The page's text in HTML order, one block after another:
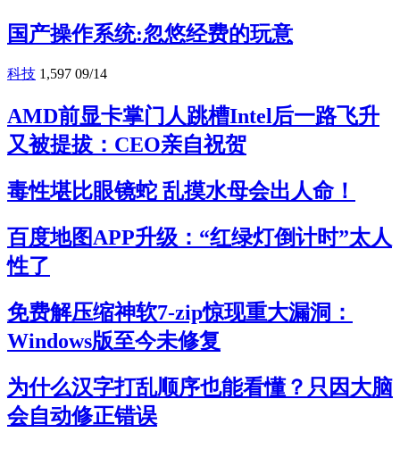
国产操作系统:忽悠经费的玩意
科技 1,597 09/14
AMD前显卡掌门人跳槽Intel后一路飞升
又被提拔：CEO亲自祝贺
毒性堪比眼镜蛇 乱摸水母会出人命！
百度地图APP升级：“红绿灯倒计时”太人
性了
免费解压缩神软7-zip惊现重大漏洞：
Windows版至今未修复
为什么汉字打乱顺序也能看懂？只因大脑
会自动修正错误